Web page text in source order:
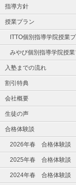
指導方針
授業プラン
ITTO個別指導学院授業
みやび個別指導学院授業
入塾までの流れ
割引特典
会社概要
生徒の声
合格体験談
2026年春 合格体験談
2025年春 合格体験談
2024年春 合格体験談